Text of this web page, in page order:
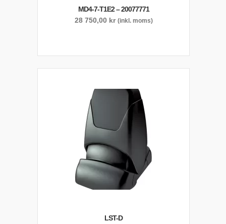
MD4-7-T1E2 – 20077771
28 750,00 kr (inkl. moms)
LST-D